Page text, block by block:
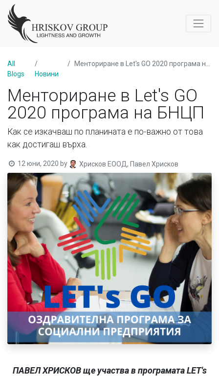
All
Blogs
Новини
Менториране в Let's GO 2020 програма на БНЦП
Менториране в Let's GO
2020 програма на БНЦП
Как се изкачваш по планината е по-важно от това
как достигаш върха.
12 юни, 2020 by Хрисков ЕООД, Павел Хрисков
ПАВЕЛ ХРИСКОВ ще участва в програмата LET's